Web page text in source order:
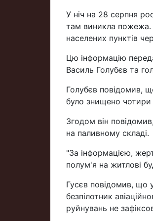
У ніч на 28 серпня
там виникла пожежа.
населених пунктів
Цю інформацію
Василь Голубєв та
Голубєв повідомив,
було знищено чотири
Згодом він
на паливному складі.
"За інформацією,
полум'я на житлові
Гусєв повідомив, що
безпілотник
руйнувань не